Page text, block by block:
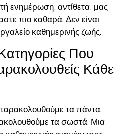
ενημέρωση, αντίθετα, μας
πιο καθαρά. Δεν είναι
καθημερινής ζωής.
Που
Κάθε
τα πάντα.
τα σωστά. Μια